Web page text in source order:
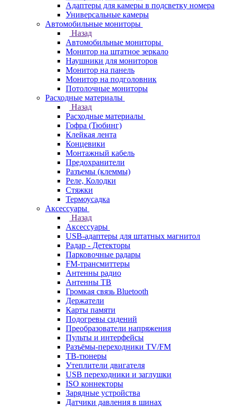
Адаптеры для камеры в подсветку номера
Универсальные камеры
Автомобильные мониторы
Назад
Автомобильные мониторы
Монитор на штатное зеркало
Наушники для мониторов
Монитор на панель
Монитор на подголовник
Потолочные мониторы
Расходные материалы
Назад
Расходные материалы
Гофра (Тюбинг)
Клейкая лента
Концевики
Монтажный кабель
Предохранители
Разъемы (клеммы)
Реле, Колодки
Стяжки
Термоусадка
Аксессуары
Назад
Аксессуары
USB-адаптеры для штатных магнитол
Радар - Детекторы
Парковочные радары
FM-трансмиттеры
Антенны радио
Антенны ТВ
Громкая связь Bluetooth
Держатели
Карты памяти
Подогревы сидений
Преобразователи напряжения
Пульты и интерфейсы
Разъёмы-переходники TV/FM
ТВ-тюнеры
Утеплители двигателя
USB переходники и заглушки
ISO коннекторы
Зарядные устройства
Датчики давления в шинах